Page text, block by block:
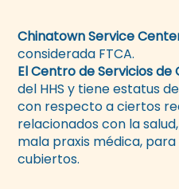
Chinatown Service
considerada FTCA.
El Centro de Servicios de
del HHS y tiene estatus
con respecto a ciertos
relacionados con la
mala praxis médica, para
cubiertos.